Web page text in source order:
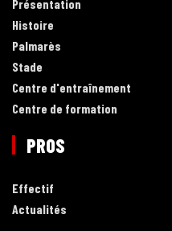
Présentation
Histoire
Palmarès
Stade
Centre d'entraînement
Centre de formation
PROS
Effectif
Actualités